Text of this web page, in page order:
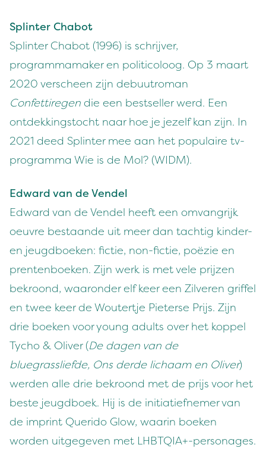
Splinter Chabot
Splinter Chabot (1996) is schrijver,
programmamaker en politicoloog. Op 3 maart
2020 verscheen zijn debuutroman
Confettiregen die een bestseller werd. Een
ontdekkingstocht naar hoe je jezelf kan zijn. In
2021 deed Splinter mee aan het populaire tv-
programma Wie is de Mol? (WIDM).
Edward van de Vendel
Edward van de Vendel heeft een omvangrijk
oeuvre bestaande uit meer dan tachtig kinder-
en jeugdboeken: fictie, non-fictie, poëzie en
prentenboeken. Zijn werk is met vele prijzen
bekroond, waaronder elf keer een Zilveren griffel
en twee keer de Woutertje Pieterse Prijs. Zijn
drie boeken voor young adults over het koppel
Tycho & Oliver (De dagen van de
bluegrassliefde, Ons derde lichaam en Oliver)
werden alle drie bekroond met de prijs voor het
beste jeugdboek. Hij is de initiatiefnemer van
de imprint Querido Glow, waarin boeken
worden uitgegeven met LHBTQIA+-personages.